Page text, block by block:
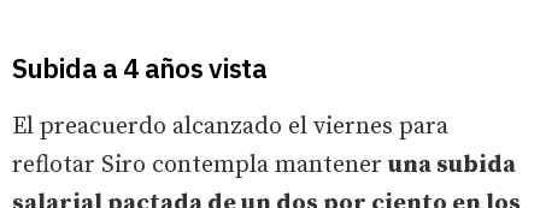
Subida a 4 años vista
El preacuerdo alcanzado el viernes para
reflotar Siro contempla mantener una subida